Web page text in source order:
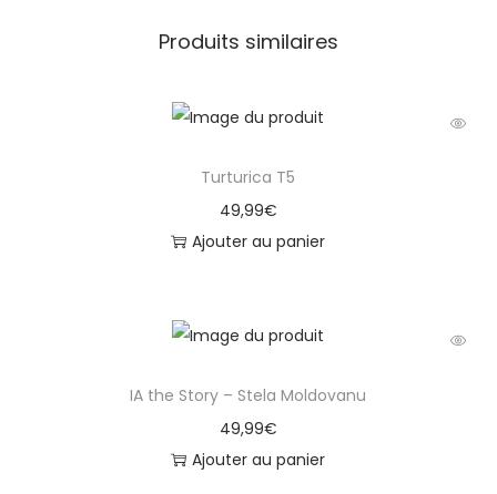
Produits similaires
Turturica T5
49,99€
Ajouter au panier
IA the Story – Stela Moldovanu
49,99€
Ajouter au panier